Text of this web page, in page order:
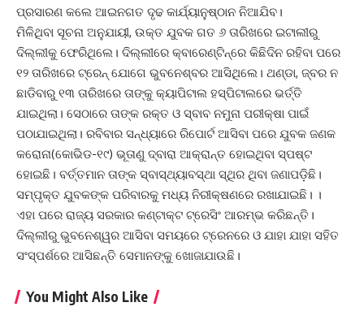
ପ୍ରସାରଣ କଲେ ଆଇନଗତ ଦୃଢ କାର୍ଯ୍ୟାନୁଷ୍ଠାନ ନିଆଯିବ।
ମିଳିଥିବା ସୂଚନା ଅନୁଯାୟୀ, ଉକ୍ତ ଯୁବକ ଗତ ୬ ତାରିଖରେ ଇଟାଲୀରୁ
ଦିଲ୍ଲୀକୁ ଫେରିଥିଲେ। ଦିଲ୍ଲୀରେ କ୍ବାରେଣ୍ଟିନ୍‌ରେ କିଛିଦିନ ରହିବା ପରେ
୧୨ ତାରିଖରେ ଟ୍ରେନ୍‌ ଯୋଗେ ଭୁବନେଶ୍ବର ଆସିଥିଲେ। ଥଣ୍ଡା, ଜ୍ବର ନ
ଛାଡିବାରୁ ୧୩ ତାରିଖରେ ତାଙ୍କୁ କ୍ୟାପିଟାଲ ହସ୍ପିଟାଲରେ ଭର୍ତ୍ତି
ଯାଇଥିଲା। ସେଠାରେ ତାଙ୍କ ରକ୍ତ ଓ ସ୍ବାବ ନମୁନା ପରୀକ୍ଷା ପାଇଁ
ପଠାଯାଇଥିଲା। ରବିବାର ସନ୍ଧ୍ୟାରେ ରିପୋର୍ଟ ଆସିବା ପରେ ଯୁବକ ଜଣକ
କରୋନା(କୋଭିଡ-୧୯) ଭୂତାଣୁ ଦ୍ବାରା ଆକ୍ରାନ୍ତ ହୋଇଥିବା ସ୍ପଷ୍ଟ
ହୋଇଛି। ବର୍ତ୍ତମାନ ତାଙ୍କ ସ୍ବାସ୍ଥ୍ୟାବସ୍ଥା ସ୍ଥିର ଥିବା ଜଣାପଡ଼ିଛି।
ସମ୍ପୃକ୍ତ ଯୁବକଙ୍କ ପରିବାରକୁ ମଧ୍ୟ ନିରୀକ୍ଷଣରେ ରଖାଯାଇଛି। ।
ଏହା ପରେ ରାଜ୍ୟ ସରକାର କଣ୍ଟାକ୍ଟ ଟ୍ରେସିଂ ଆରମ୍ଭ କରିଛନ୍ତି।
ଦିଲ୍ଲୀରୁ ଭୁବନେଶ୍ୱର ଆସିବା ସମୟରେ ଟ୍ରେନରେ ଓ ଯାହା ଯାହା ସହିତ
ସଂସ୍ପର୍ଶରେ ଆସିଛନ୍ତି ସେମାନଙ୍କୁ ଖୋଜାଯାଉଛି।
You Might Also Like